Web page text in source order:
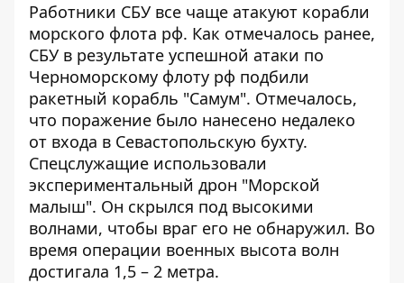
Работники СБУ все чаще атакуют корабли
морского флота рф. Как отмечалось ранее,
СБУ в результате успешной атаки по
Черноморскому флоту рф подбили
ракетный корабль "Самум". Отмечалось,
что поражение было нанесено недалеко
от входа в Севастопольскую бухту.
Спецслужащие использовали
экспериментальный дрон "Морской
малыш". Он скрылся под высокими
волнами, чтобы враг его не обнаружил. Во
время операции военных высота волн
достигала 1,5 – 2 метра.